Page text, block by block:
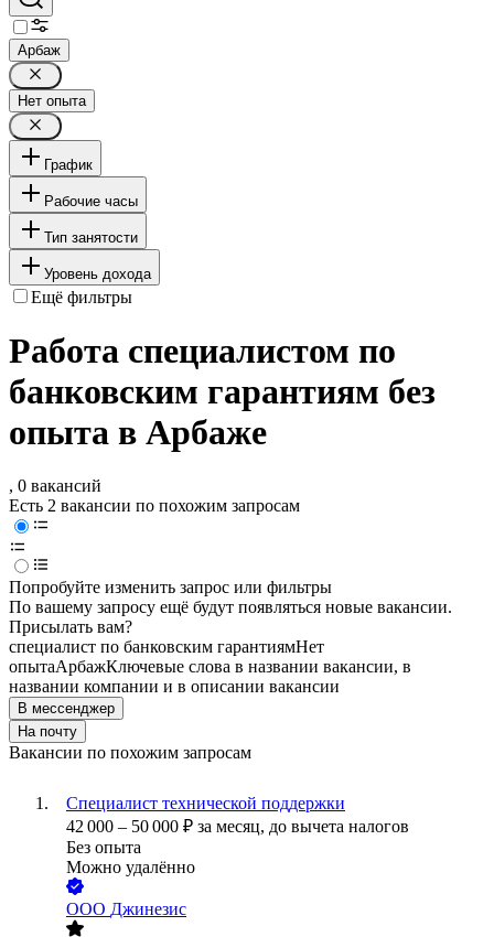
Арбаж
Нет опыта
График
Рабочие часы
Тип занятости
Уровень дохода
Ещё фильтры
Работа специалистом по
банковским гарантиям без
опыта в Арбаже
, 0 вакансий
Есть 2 вакансии по похожим запросам
Попробуйте изменить запрос или фильтры
По вашему запросу ещё будут появляться новые вакансии.
Присылать вам?
специалист по банковским гарантиямНет
опытаАрбажКлючевые слова в названии вакансии, в
названии компании и в описании вакансии
В мессенджер
На почту
Вакансии по похожим запросам
Специалист технической поддержки
42 000 – 50 000 ₽ за месяц, до вычета налогов
Без опыта
Можно удалённо
ООО Джинезис